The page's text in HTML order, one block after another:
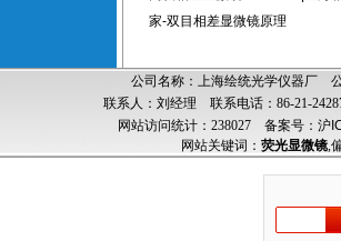
家-双目相差显微镜原理
公司名称：上海绘统光学仪器厂
联系人：刘经理 联系电话：86-21-
网站访问统计：238027 备案号：沪
网站关键词： 荧光显微镜,